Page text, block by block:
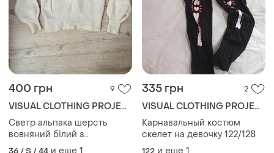
400 грн 9
VISUAL CLOTHING PROJECT
Светр альпака шерсть
вовняний білий з
обʼємними рукавами
335 грн 2
VISUAL CLOTHING PROJECT
Карнавальный костюм
скелет на девочку 122/128